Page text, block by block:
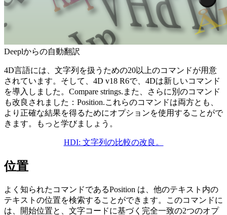
Deeplからの自動翻訳
4D言語には、文字列を扱うための20以上のコマンドが用意
されています。そして、4D v18 R6で、4Dは新しいコマンド
を導入しました。 Compare strings.また、さらに別のコマンド
も改良されました： Position.これらのコマンドは両方とも、
より正確な結果を得るためにオプションを使用することがで
きます。もっと学びましょう。
HDI: 文字列の比較の改良。
位置
よく知られたコマンドであるPosition は、他のテキスト内の
テキストの位置を検索することができます。このコマンドに
は、開始位置と、文字コードに基づく完全一致の2つのオプ